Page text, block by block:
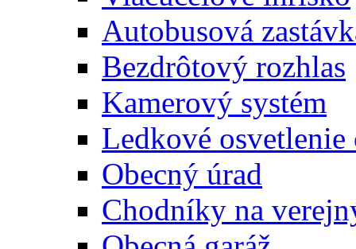
Autobusová
Bezdrôtový rozhlas
Kamerový systém
Ledkové osvetlenie
Obecný úrad
Chodníky na